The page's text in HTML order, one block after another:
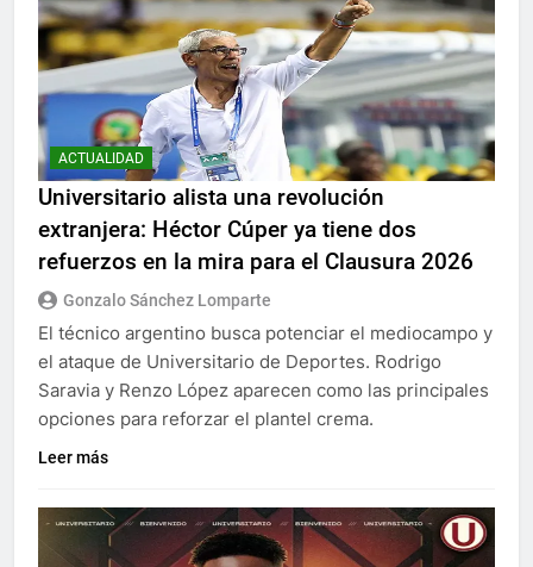
ACTUALIDAD
Universitario alista una revolución
extranjera: Héctor Cúper ya tiene dos
refuerzos en la mira para el Clausura 2026
Gonzalo Sánchez Lomparte
El técnico argentino busca potenciar el mediocampo y
el ataque de Universitario de Deportes. Rodrigo
Saravia y Renzo López aparecen como las principales
opciones para reforzar el plantel crema.
Leer más